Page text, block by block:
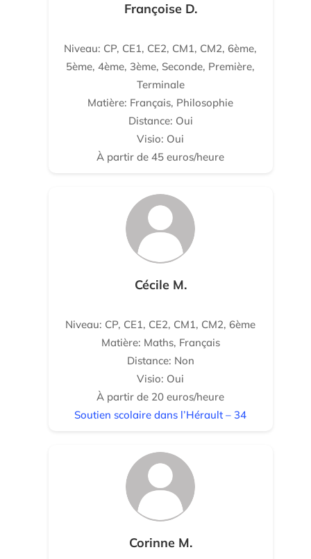
Françoise D.
Niveau: CP, CE1, CE2, CM1, CM2, 6ème,
5ème, 4ème, 3ème, Seconde, Première,
Terminale
Matière: Français, Philosophie
Distance: Oui
Visio: Oui
À partir de 45 euros/heure
Cécile M.
Niveau: CP, CE1, CE2, CM1, CM2, 6ème
Matière: Maths, Français
Distance: Non
Visio: Oui
À partir de 20 euros/heure
Soutien scolaire dans l’Hérault – 34
Corinne M.